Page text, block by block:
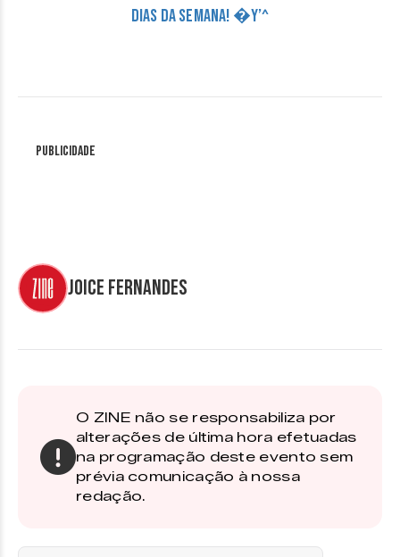
DIAS DA SEMANA! �Y’^
Publicidade
Joice Fernandes
O ZINE não se responsabiliza por
alterações de última hora efetuadas
na programação deste evento sem
prévia comunicação à nossa
redação.